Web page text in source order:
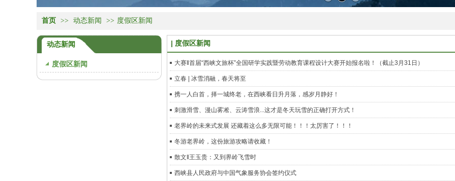
首页 >> 动态新闻 >> 度假区新闻
动态新闻
度假区新闻
度假区新闻
大赛‖首届“西峡文旅杯”全国研学实践暨劳动教育课程设计大赛开始报名啦！（截止3月31日）
立春 | 冰雪消融，春天将至
携一人白首，择一城终老，在西峡看日升月落，感岁月静好！
刺激滑雪、漫山雾凇、云涛雪浪...这才是冬天玩雪的正确打开方式！
老界岭的未来式发展 还藏着这么多无限可能！！！太厉害了！！！
冬游老界岭，这份旅游攻略请收藏！
散文‖王玉贵：又到界岭飞雪时
西峡县人民政府与中国气象服务协会签约仪式